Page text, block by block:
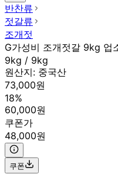
반찬류
젓갈류
조개젓
G가성비 조개젓갈 9kg 업
9kg / 9kg
원산지: 중국산
73,000원
18%
60,000원
쿠폰가
48,000원
쿠폰